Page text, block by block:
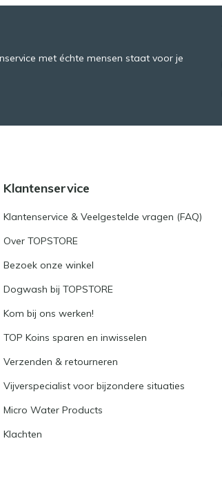
met échte mensen staat voor je
Klantenservice
Klantenservice & Veelgestelde vragen (FAQ)
Over TOPSTORE
Bezoek onze winkel
Dogwash bij TOPSTORE
Kom bij ons werken!
TOP Koins sparen en inwisselen
Verzenden & retourneren
Vijverspecialist voor bijzondere situaties
Micro Water Products
Klachten